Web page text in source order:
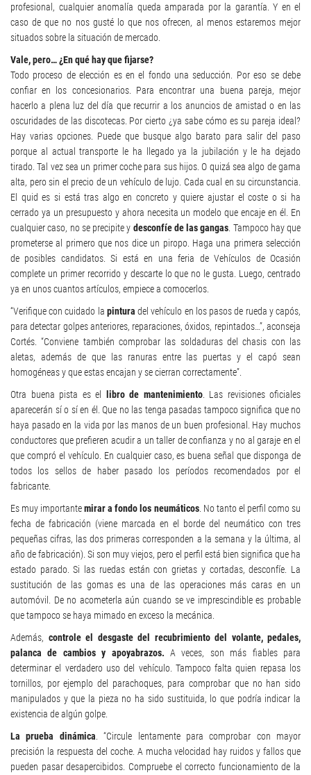
profesional, cualquier anomalía queda amparada por la garantía. Y en el
caso de que no nos gusté lo que nos ofrecen, al menos estaremos mejor
situados sobre la situación de mercado.
Vale, pero… ¿En qué hay que fijarse?
Todo proceso de elección es en el fondo una seducción. Por eso se debe
confiar en los concesionarios. Para encontrar una buena pareja, mejor
hacerlo a plena luz del día que recurrir a los anuncios de amistad o en las
oscuridades de las discotecas. Por cierto ¿ya sabe cómo es su pareja ideal?
Hay varias opciones. Puede que busque algo barato para salir del paso
porque al actual transporte le ha llegado ya la jubilación y le ha dejado
tirado. Tal vez sea un primer coche para sus hijos. O quizá sea algo de gama
alta, pero sin el precio de un vehículo de lujo. Cada cual en su circunstancia.
El quid es si está tras algo en concreto y quiere ajustar el coste o si ha
cerrado ya un presupuesto y ahora necesita un modelo que encaje en él. En
cualquier caso, no se precipite y desconfíe de las gangas . Tampoco hay que
prometerse al primero que nos dice un piropo. Haga una primera selección
de posibles candidatos. Si está en una feria de Vehículos de Ocasión
complete un primer recorrido y descarte lo que no le gusta. Luego, centrado
ya en unos cuantos artículos, empiece a comocerlos.
“Verifique con cuidado la pintura del vehículo en los pasos de rueda y capós,
para detectar golpes anteriores, reparaciones, óxidos, repintados…”, aconseja
Cortés. “Conviene también comprobar las soldaduras del chasis con las
aletas, además de que las ranuras entre las puertas y el capó sean
homogéneas y que estas encajan y se cierran correctamente”.
Otra buena pista es el
libro de mantenimiento. Las revisiones oficiales
aparecerán sí o sí en él. Que no las tenga pasadas tampoco significa que no
haya pasado en la vida por las manos de un buen profesional. Hay muchos
conductores que prefieren acudir a un taller de confianza y no al garaje en el
que compró el vehículo. En cualquier caso, es buena señal que disponga de
todos los sellos de haber pasado los períodos recomendados por el
fabricante.
Es muy importantemirar a fondo los neumáticos. No tanto el perfil como su
fecha de fabricación (viene marcada en el borde del neumático con tres
pequeñas cifras, las dos primeras corresponden a la semana y la última, al
año de fabricación). Si son muy viejos, pero el perfil está bien significa que ha
estado parado. Si las ruedas están con grietas y cortadas, desconfíe. La
sustitución de las gomas es una de las operaciones más caras en un
automóvil. De no acometerla aún cuando se ve imprescindible es probable
que tampoco se haya mimado en exceso la mecánica.
Además, controle el desgaste del recubrimiento del volante, pedales,
palanca de cambios y apoyabrazos. A veces, son más fiables para
determinar el verdadero uso del vehículo. Tampoco falta quien repasa los
tornillos, por ejemplo del parachoques, para comprobar que no han sido
manipulados y que la pieza no ha sido sustituida, lo que podría indicar la
existencia de algún golpe.
La prueba dinámica . “Circule lentamente para comprobar con mayor
precisión la respuesta del coche. A mucha velocidad hay ruidos y fallos que
pueden pasar desapercibidos. Compruebe el correcto funcionamiento de la